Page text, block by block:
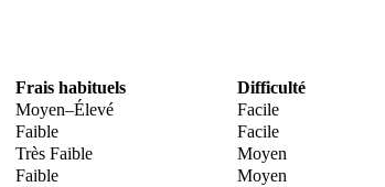
Frais habituels
Difficulté
Moyen–Élevé
Facile
Faible
Facile
Très Faible
Moyen
Faible Moyen